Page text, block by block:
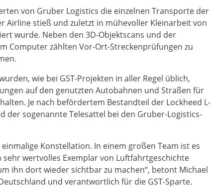
von Gruber Logistics die einzelnen Transporte der
Airline stieß und zuletzt in mühevoller Kleinarbeit von
wurde. Neben den 3D-Objektscans und der
Computer zählten Vor-Ort-Streckenprüfungen zu
wie bei GST-Projekten in aller Regel üblich,
auf den genutzten Autobahnen und Straßen für
Je nach befördertem Bestandteil der Lockheed L-
der sogenannte Telesattel bei den Gruber-Logistics-
Konstellation. In einem großen Team ist es
wertvolles Exemplar von Luftfahrtgeschichte
ihn dort wieder sichtbar zu machen“, betont Michael
und verantwortlich für die GST-Sparte.